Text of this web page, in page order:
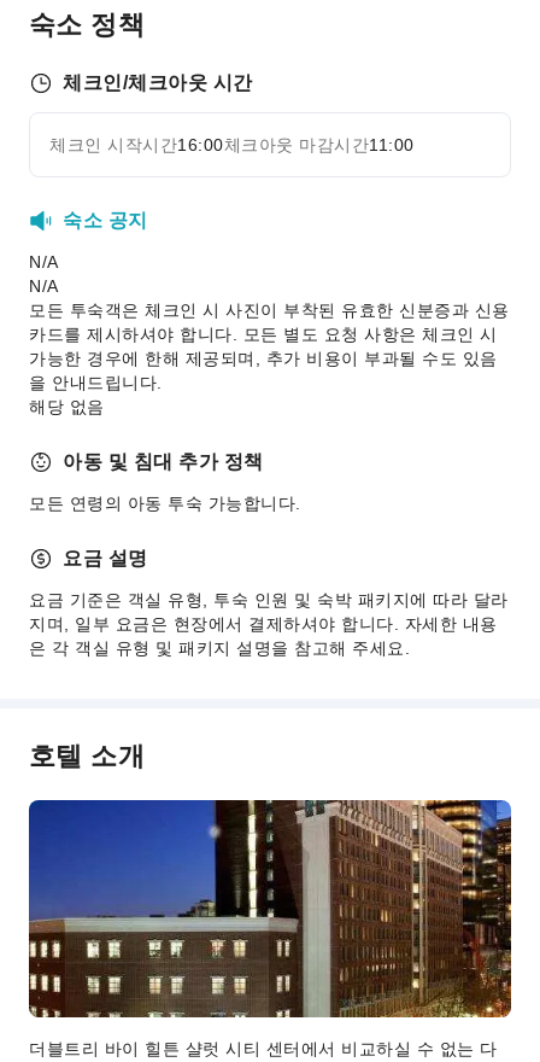
교통 서비스
드라이클리닝
다림질 서비스
공용 주방
자판기
ATM
기념품 샵
발렛 파킹
인터넷 서비스
프런트 서비스
프런트 귀중품 보관함
빠른 체크인/체크아웃
공용 구역 CCTV
소화기
보안
자세히 보기
숙소 정책
체크인/체크아웃 시간
체크인 시작시간16:00체크아웃 마감시간11:00
숙소 공지
N/A
N/A
모든 투숙객은 체크인 시 사진이 부착된 유효한 신분증과 신용
카드를 제시하셔야 합니다. 모든 별도 요청 사항은 체크인 시
가능한 경우에 한해 제공되며, 추가 비용이 부과될 수도 있음
을 안내드립니다.
해당 없음
아동 및 침대 추가 정책
모든 연령의 아동 투숙 가능합니다.
요금 설명
요금 기준은 객실 유형, 투숙 인원 및 숙박 패키지에 따라 달라
지며, 일부 요금은 현장에서 결제하셔야 합니다. 자세한 내용
은 각 객실 유형 및 패키지 설명을 참고해 주세요.
호텔 소개
더블트리 바이 힐튼 샬럿 시티 센터에서 비교하실 수 없는 다